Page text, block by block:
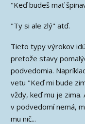
"Keď budeš mať
"Ty si ale zlý" atď.
Tieto typy výrokov
pretože stavy
podvedomia.
vetu "Keď mi bude
vždy, keď mu je
v podvedomí nemá,
mu nič...